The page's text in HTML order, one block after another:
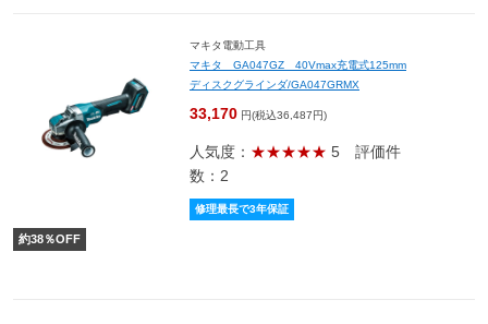
マキタ電動工具
マキタ GA047GZ 40Vmax充電式125mm
ディスクグラインダ/GA047GRMX
33,170 円(税込36,487円)
人気度： ★★★★★ 5 評価件
数：2
修理最長で3年保証
約38％OFF